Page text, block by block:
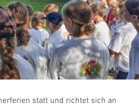
statt und richtet sich an